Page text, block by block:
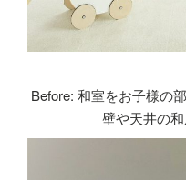
Before: 和室をお子様の
壁や天井の和